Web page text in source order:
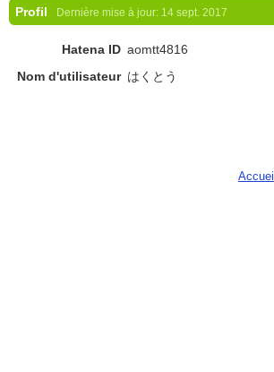
Profil Dernière mise à jour: 14 sept. 2017
Hatena ID aomtt4816
Nom d'utilisateur はくとう
Accueil